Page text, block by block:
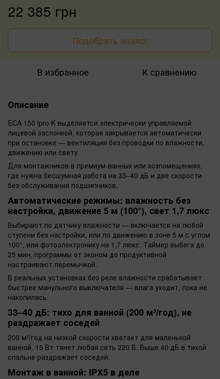
22 385 грн
Подобрать аналог
В избранное К сравнению
Описание
ECA 150 ipro K выделяется электрически управляемой
лицевой заслонкой, которая закрывается автоматически
при остановке — вентиляция без проводки по влажности,
движению или свету.
Для монтажников в премиум-ванных или хозпомещениях,
где нужна бесшумная работа на 33–40 дБ и две скорости
без обслуживания подшипников.
Автоматические режимы: влажность без
настройки, движение 5 м (100°), свет 1,7 люкс
Выбирают по датчику влажности — включается на любой
ступени без настройки, или по движению в зоне 5 м с углом
100°, или фотоэлектронику на 1,7 люкс. Таймер выбега до
25 мин, программы от эконом до продуктивной
настраивают перемычкой.
В реальных установках без реле влажности срабатывает
быстрее манульного выключателя — влага уходит, пока не
накопилась.
33–40 дБ: тихо для ванной (200 м³/год), не
раздражает соседей
200 м³/год на низкой скорости хватает для маленькой
ванной, 15 Вт тянет любая сеть 220 В. Выше 40 дБ в тихой
спальне раздражает соседей.
Монтаж в ванной: IPX5 в деле